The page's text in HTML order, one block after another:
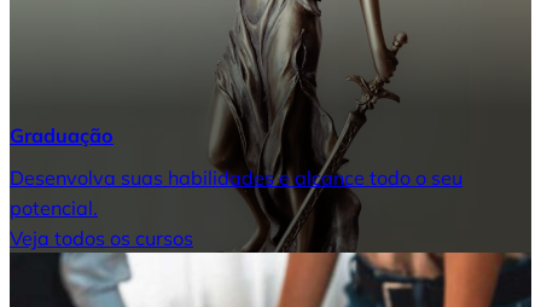
Graduação
Desenvolva suas habilidades e alcance todo o seu
potencial.
Veja todos os cursos